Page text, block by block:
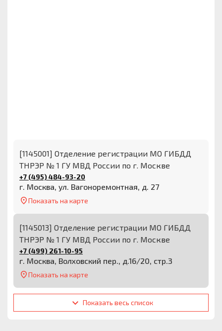
[1145001] Отделение регистрации МО ГИБДД
ТНРЭР № 1 ГУ МВД России по г. Москве
+7 (495) 484-93-20
г. Москва, ул. Вагоноремонтная, д. 27
Показать на карте
[1145013] Отделение регистрации МО ГИБДД
ТНРЭР № 1 ГУ МВД России по г. Москве
+7 (499) 261-10-95
г. Москва, Волховский пер., д.16/20, стр.3
Показать на карте
Показать весь список